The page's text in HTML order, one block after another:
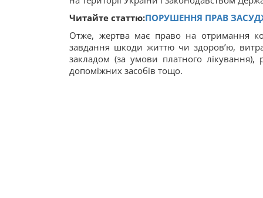
Читайте статтю:ПОРУШЕННЯ ПРАВ
Отже, жертва має право на отримання
завдання шкоди життю чи здоров’ю,
закладом (за умови платного лікування),
допоміжних засобів тощо.